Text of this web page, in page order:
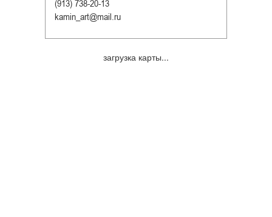
(913) 738-20-13
kamin_art@mail.ru
загрузка карты...